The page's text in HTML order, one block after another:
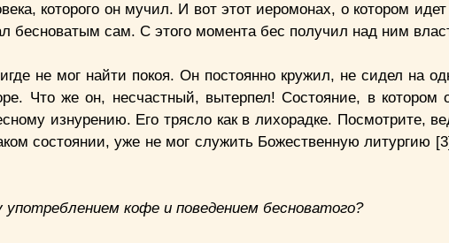
которого он мучил. И вот этот иеромонах, о котором идет
бесноватым сам. С этого момента бес получил над ним
не мог найти покоя. Он постоянно кружил, не сидел на
Что же он, несчастный, вытерпел! Состояние, в котором
изнурению. Его трясло как в лихорадке. Посмотрите,
состоянии, уже не мог служить Божественную литургию
кофе и поведением бесноватого?